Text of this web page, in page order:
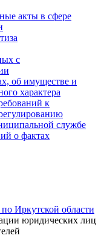
акты в сфере
с
об имуществе и
характера
к
службе
о фактах
Иркутской области
юридических лиц